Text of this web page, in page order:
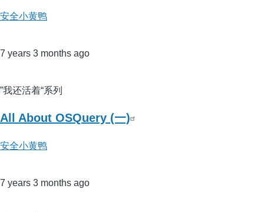
安全小黄鸭
7 years 3 months ago
”我还活着“系列
All About OSQuery (一)
安全小黄鸭
7 years 3 months ago